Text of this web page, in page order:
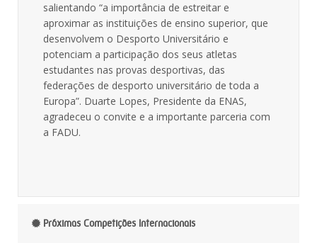
salientando “a importância de estreitar e
aproximar as instituições de ensino superior, que
desenvolvem o Desporto Universitário e
potenciam a participação dos seus atletas
estudantes nas provas desportivas, das
federações de desporto universitário de toda a
Europa”. Duarte Lopes, Presidente da ENAS,
agradeceu o convite e a importante parceria com
a FADU.
Próximas Competições Internacionais